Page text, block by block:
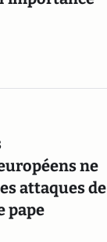
ne
attaques de
pape